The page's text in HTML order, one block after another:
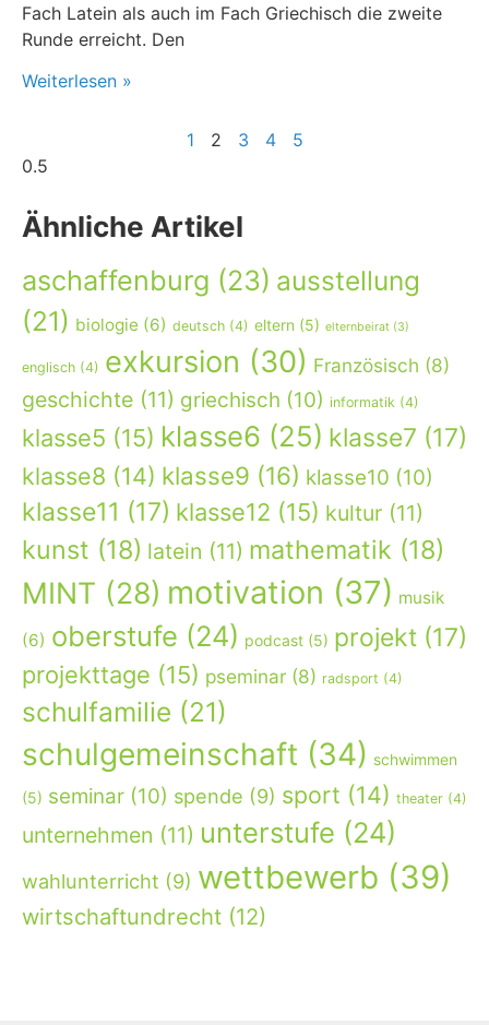
Fach Latein als auch im Fach Griechisch die zweite
Runde erreicht. Den
Weiterlesen »
1 2 3 4 5
Ähnliche Artikel
aschaffenburg (23) ausstellung
(21) biologie (6) deutsch (4) eltern (5) elternbeirat (3)
englisch (4) exkursion (30) Französisch (8)
geschichte (11) griechisch (10) informatik (4)
klasse5 (15) klasse6 (25) klasse7 (17)
klasse8 (14) klasse9 (16) klasse10 (10)
klasse11 (17) klasse12 (15) kultur (11)
kunst (18) latein (11) mathematik (18)
MINT (28) motivation (37) musik
(6) oberstufe (24) podcast (5) projekt (17)
projekttage (15) pseminar (8) radsport (4)
schulfamilie (21)
schulgemeinschaft (34) schwimmen
(5) seminar (10) spende (9) sport (14) theater (4)
unternehmen (11) unterstufe (24)
wahlunterricht (9) wettbewerb (39)
wirtschaftundrecht (12)